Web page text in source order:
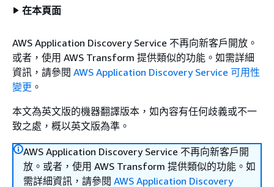
在本頁面
AWS Application Discovery Service 不再向新客戶開放。
或者，使用 AWS Transform 提供類似的功能。如需詳細
資訊，請參閱 AWS Application Discovery Service 可用性
變更 。
本文為英文版的機器翻譯版本，如內容有任何歧義或不一
致之處，概以英文版為準。
AWS Application Discovery Service 不再向新客戶開
放。或者，使用 AWS Transform 提供類似的功能。如
需詳細資訊，請參閱 AWS Application Discovery